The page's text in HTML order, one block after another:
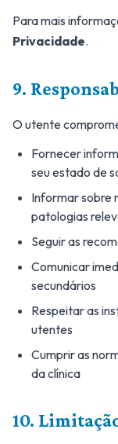
Para mais
Privacidade.
9.
O utente
Fornecer
seu estado de
Informar sobre
patologias
Seguir as
Comunicar
secundários
Respeitar as
utentes
Cumprir as
da clínica
10.